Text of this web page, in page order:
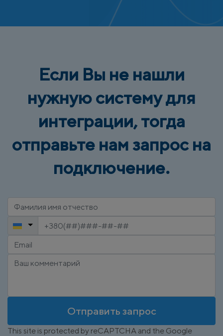
Если Вы не нашли
нужную систему для
интеграции, тогда
отправьте нам запрос на
подключение.
Отправить запрос
This site is protected by reCAPTCHA and the Google